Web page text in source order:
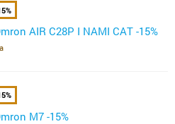
AIR C28P I NAMI CAT -15%
M7 -15%